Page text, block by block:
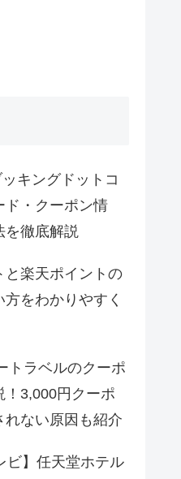
キングドットコ
ド・クーポン情
を徹底解説
と楽天ポイントの
をわかりやすく
トラベルのクーポ
！3,000円クーポ
れない原因も紹介
ビ】任天堂ホテル